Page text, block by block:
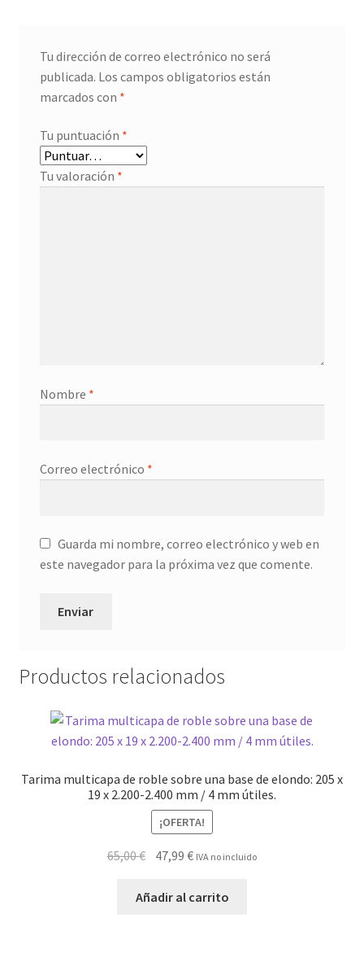
Tu dirección de correo electrónico no será
publicada. Los campos obligatorios están
marcados con *
Tu puntuación *
Tu valoración *
Nombre *
Correo electrónico *
Guarda mi nombre, correo electrónico y web en
este navegador para la próxima vez que comente.
Productos relacionados
Tarima multicapa de roble sobre una base de elondo: 205 x
19 x 2.200-2.400 mm / 4 mm útiles.
¡OFERTA!
65,00€ El
original
47,99€El
actual
IVA no incluido
Añadir al carrito